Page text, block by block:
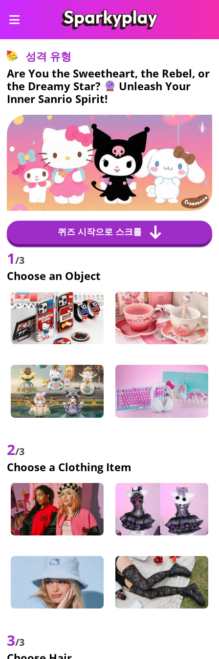
성격 유형
Are You the Sweetheart, the Rebel, or
the Dreamy Star?
Unleash Your
Inner Sanrio Spirit!
퀴즈 시작으로 스크롤
1/3
Choose an Object
2/3
Choose a Clothing Item
3/3